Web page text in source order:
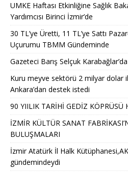
UMKE Haftası Etkinliğine Sağlık
Yardımcısı Birinci İzmir’de
30 TL’ye Üretti, 11 TL’ye Sattı
Uçurumu TBMM Gündeminde
Gazeteci Barış Selçuk Karabağlar’da
Kuru meyve sektörü 2 milyar dolar
Ankara’dan destek istedi
90 YIILIK TARİHİ GEDİZ KÖPRÜSÜ
İZMİR KÜLTÜR SANAT
BULUŞMALARI
İzmir Atatürk İl Halk Kütüphanesi,AK
gündemindeydi